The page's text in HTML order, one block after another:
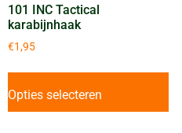
101 INC Tactical
karabijnhaak
€1,95
Opties selecteren